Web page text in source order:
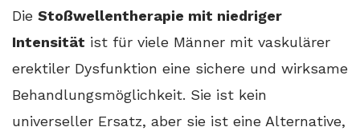
Die Stoßwellentherapie mit niedriger
Intensität ist für viele Männer mit vaskulärer
erektiler Dysfunktion eine sichere und wirksame
Behandlungsmöglichkeit. Sie ist kein
universeller Ersatz, aber sie ist eine Alternative,